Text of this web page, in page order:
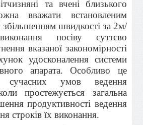
та вчені близького
вважати встановленим
швидкості за 2м/
посіву суттєво
вказаної закономірності
удосконалення системи
апарата. Особливо це
умов ведення
простежується загальна
продуктивності ведення
строків їх виконання.